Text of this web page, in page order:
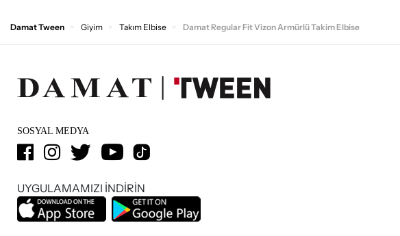
Damat Tween Giyim Takım Elbise Damat Regular Fit Vizon Armürlü Takim Elbise
SOSYAL MEDYA
UYGULAMAMIZI İNDİRİN